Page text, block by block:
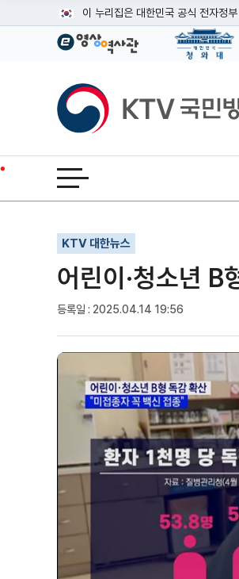
이 누리집은 대한민국 공식 전자정
공식 누리집 주소 확인하기
이밖에 or.kr 또는 .kr등 다른 도메인
운영중인 공식 누리집보기
KTV국민방송
전체메뉴 열기
KTV 대한뉴스
어린이·청소년 B
등록일 : 2025.04.14 19:56
기사인쇄
글자확대
글자축소